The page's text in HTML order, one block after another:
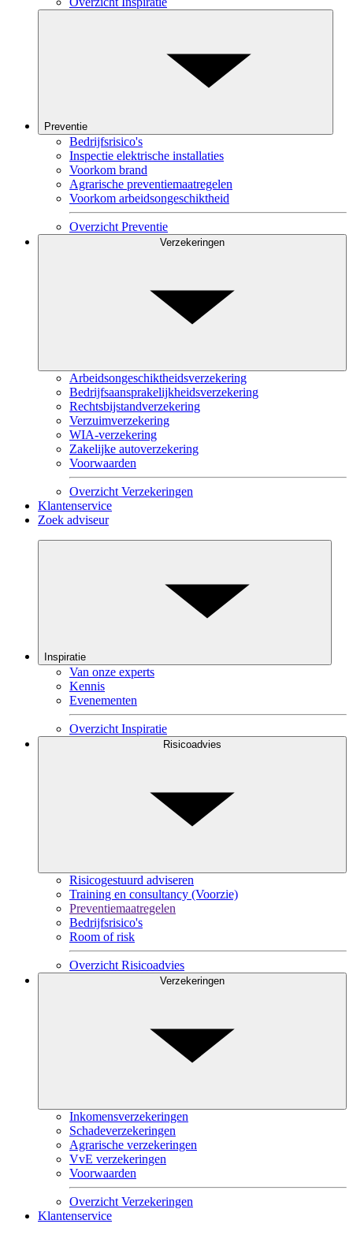
Preventie
Bedrijfsrisico's
Inspectie elektrische installaties
Voorkom brand
Agrarische preventiemaatregelen
Voorkom arbeidsongeschiktheid
Overzicht Preventie
Verzekeringen
Arbeidsongeschiktheidsverzekering
Bedrijfsaansprakelijkheidsverzekering
Rechtsbijstandverzekering
Verzuimverzekering
WIA-verzekering
Zakelijke autoverzekering
Voorwaarden
Overzicht Verzekeringen
Klantenservice
Zoek adviseur
Inspiratie
Van onze experts
Kennis
Evenementen
Overzicht Inspiratie
Risicoadvies
Risicogestuurd adviseren
Training en consultancy (Voorzie)
Preventiemaatregelen
Bedrijfsrisico's
Room of risk
Overzicht Risicoadvies
Verzekeringen
Inkomensverzekeringen
Schadeverzekeringen
Agrarische verzekeringen
VvE verzekeringen
Voorwaarden
Overzicht Verzekeringen
Klantenservice